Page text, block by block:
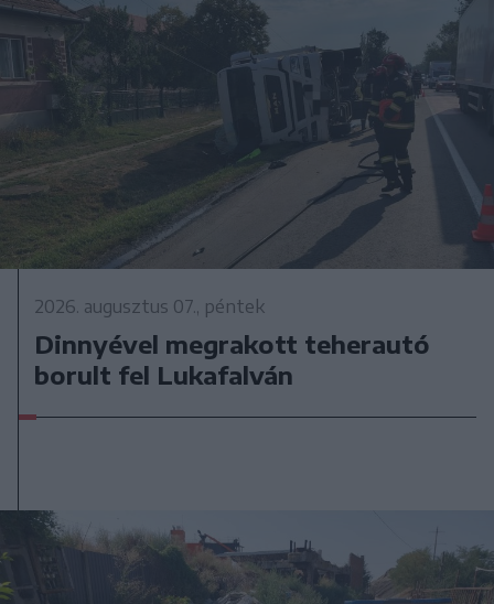
2026. augusztus 07., péntek
Dinnyével megrakott teherautó
borult fel Lukafalván